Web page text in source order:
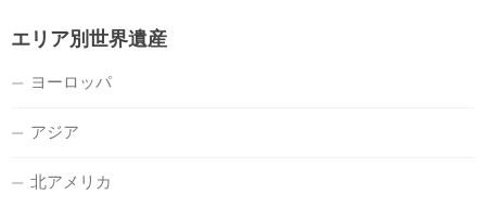
エリア別世界遺産
ヨーロッパ
アジア
北アメリカ